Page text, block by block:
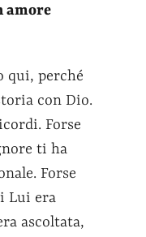
amore
qui, perché
con Dio.
Forse
ti ha
Forse
Lui era
ascoltata,